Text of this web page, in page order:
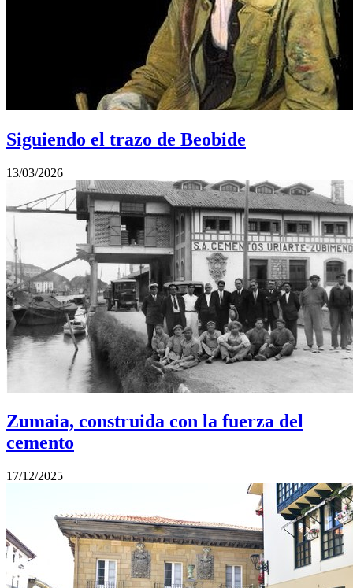
Siguiendo el trazo de Beobide
13/03/2026
Zumaia, construida con la fuerza del
cemento
17/12/2025